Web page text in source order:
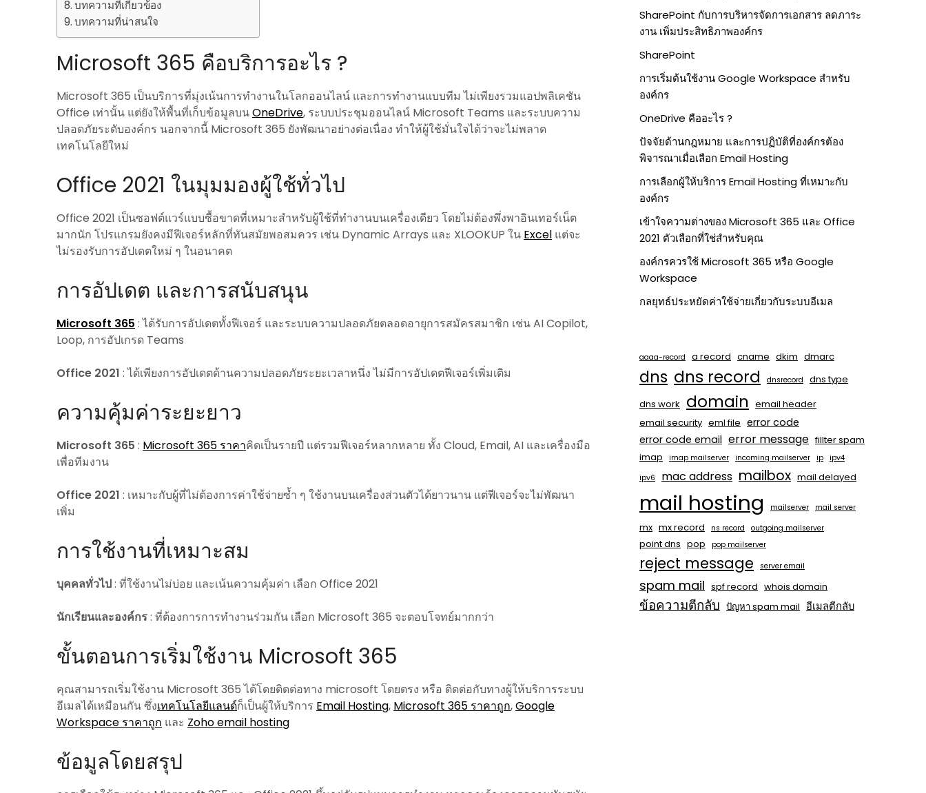
บทความที่เกี่ยวข้อง
บทความที่น่าสนใจ
Microsoft 365 คือบริการอะไร ?
Microsoft 365 เป็นบริการที่มุ่งเน้นการทำงานในโลกออนไลน์ และการทำงานแบบทีม ไม่เพียงรวมแอปพลิเคชัน
Office เท่านั้น แต่ยังให้พื้นที่เก็บข้อมูลบนOneDrive, ระบบประชุมออนไลน์ Microsoft Teams และระบบความ
ปลอดภัยระดับองค์กร นอกจากนี้ Microsoft 365 ยังพัฒนาอย่างต่อเนื่อง ทำให้ผู้ใช้มั่นใจได้ว่าจะไม่พลาด
เทคโนโลยีใหม่
Office 2021 ในมุมมองผู้ใช้ทั่วไป
Office 2021 เป็นซอฟต์แวร์แบบซื้อขาดที่เหมาะสำหรับผู้ใช้ที่ทำงานบนเครื่องเดียว โดยไม่ต้องพึ่งพาอินเทอร์เน็ต
มากนัก โปรแกรมยังคงมีฟีเจอร์หลักที่ทันสมัยพอสมควร เช่น Dynamic Arrays และ XLOOKUP ใน Excel แต่จะ
ไม่รองรับการอัปเดตใหม่ ๆ ในอนาคต
การอัปเดต และการสนับสนุน
Microsoft 365 : ได้รับการอัปเดตทั้งฟีเจอร์ และระบบความปลอดภัยตลอดอายุการสมัครสมาชิก เช่น AI Copilot,
Loop, การอัปเกรด Teams
Office 2021 : ได้เพียงการอัปเดตด้านความปลอดภัยระยะเวลาหนึ่ง ไม่มีการอัปเดตฟีเจอร์เพิ่มเติม
ความคุ้มค่าระยะยาว
Microsoft 365 : Microsoft 365 ราคาคิดเป็นรายปี แต่รวมฟีเจอร์หลากหลาย ทั้ง Cloud, Email, AI และเครื่องมือ
เพื่อทีมงาน
Office 2021 : เหมาะกับผู้ที่ไม่ต้องการค่าใช้จ่ายซ้ำ ๆ ใช้งานบนเครื่องส่วนตัวได้ยาวนาน แต่ฟีเจอร์จะไม่พัฒนา
เพิ่ม
การใช้งานที่เหมาะสม
บุคคลทั่วไป: ที่ใช้งานไม่บ่อย และเน้นความคุ้มค่า เลือก Office 2021
นักเรียนและองค์กร: ที่ต้องการการทำงานร่วมกัน เลือก Microsoft 365 จะตอบโจทย์มากกว่า
ขั้นตอนการเริ่มใช้งาน Microsoft 365
คุณสามารถเริ่มใช้งาน Microsoft 365 ได้โดยติดต่อทาง microsoft โดยตรง หรือ ติดต่อกับทางผู้ให้บริการระบบ
อีเมลได้เหมือนกัน ซึ่งเทคโนโลยีแลนด์ก็เป็นผู้ให้บริการ Email Hosting, Microsoft 365 ราคาถูก,Google
Workspace ราคาถูก และ Zoho email hosting
ข้อมูลโดยสรุป
SharePoint กับการบริหารจัดการเอกสาร ลดภาระ
งาน เพิ่มประสิทธิภาพองค์กร
SharePoint
การเริ่มต้นใช้งาน Google Workspace สำหรับ
องค์กร
OneDrive คืออะไร ?
ปัจจัยด้านกฎหมาย และการปฏิบัติที่องค์กรต้อง
พิจารณาเมื่อเลือก Email Hosting
การเลือกผู้ให้บริการ Email Hosting ที่เหมาะกับ
องค์กร
เข้าใจความต่างของ Microsoft 365 และ Office
2021 ตัวเลือกที่ใช่สำหรับคุณ
องค์กรควรใช้ Microsoft 365 หรือ Google
Workspace
กลยุทธ์ประหยัดค่าใช้จ่ายเกี่ยวกับระบบอีเมล
aaaa-record a record cname dkim dmarc
dns dns record dnsrecord
dns type
dns work domain email header
email security eml file error code
error code email error message fillter spam
imap
imap mailserver incoming mailserver ip
ipv4
ipv6
mac address mailbox mail delayed
mail hosting mailserver mail server
mx mx record ns record outgoing mailserver
point dns pop pop mailserver
reject message server email
spam mail spf record whois domain
ข้อความตีกลับ ปัญหา spam mail อีเมลตีกลับ